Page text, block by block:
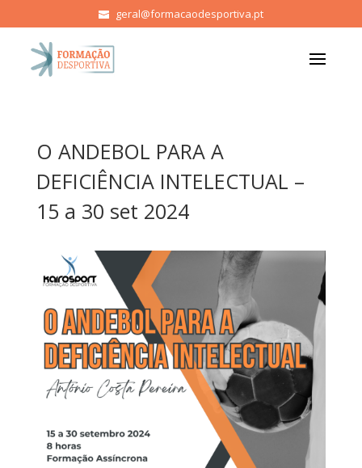
geral@formacaodesportiva.pt
O ANDEBOL PARA A
DEFICIÊNCIA INTELECTUAL –
15 a 30 set 2024